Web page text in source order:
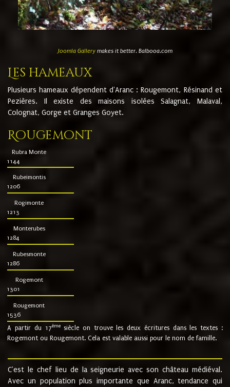
Joomla Gallerymakes it better. Balbooa.com
Les hameaux
Plusieurs hameaux dépendent d'Aranc : Rougemont, Résinand et
Pezières. Il existe des maisons isolées Salagnat, Malaval,
Colognat, Gorge et Granges Goyet.
Rougemont
Rubra Monte
1144
Rubeimontis
1206
Rogimonte
1213
Monterubes
1284
Rubesmonte
1286
Rogemont
1301
Rougemont
1536
A partir du 17ème siècle on trouve les deux écritures dans les textes :
Rogemont ou Rougemont. Cela est valable aussi pour le nom de famille.
C'est le chef lieu de la seigneurie avec son château médiéval.
Avec un population plus importante que Aranc, tendance qui